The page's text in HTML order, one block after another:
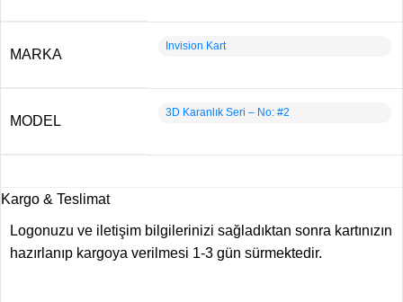
MARKA
Invision Kart
MODEL
3D Karanlık Seri – No: #2
Kargo & Teslimat
Logonuzu ve iletişim bilgilerinizi sağladıktan sonra kartınızın
hazırlanıp kargoya verilmesi 1-3 gün sürmektedir.